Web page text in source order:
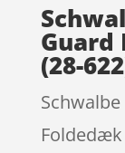
Guard
(28-
Foldedæk